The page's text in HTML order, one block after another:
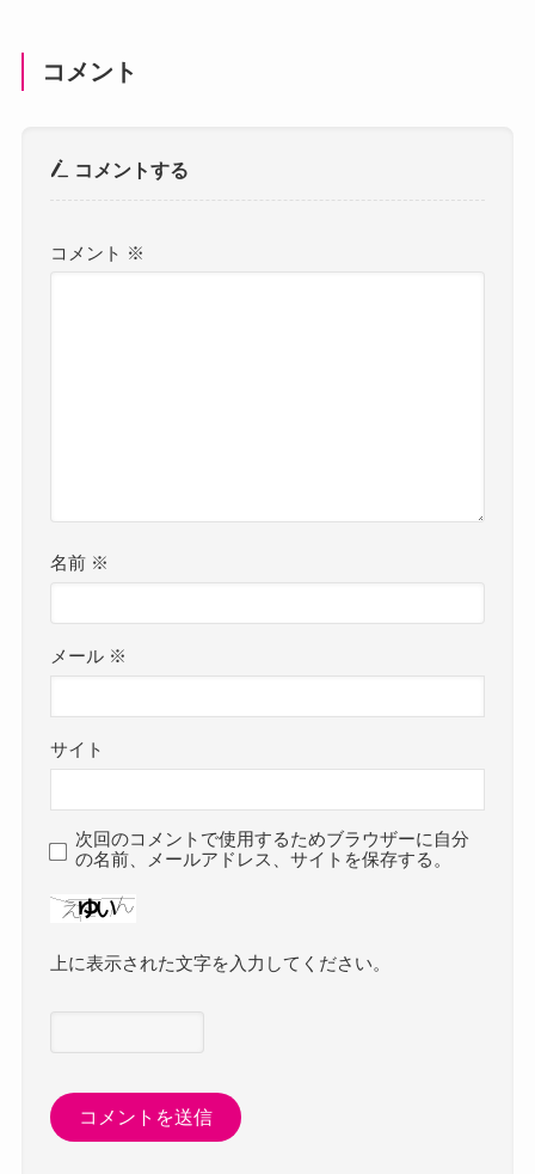
コメント
コメントする
コメント ※
名前 ※
メール ※
サイト
次回のコメントで使用するためブラウザーに自分
の名前、メールアドレス、サイトを保存する。
上に表示された文字を入力してください。